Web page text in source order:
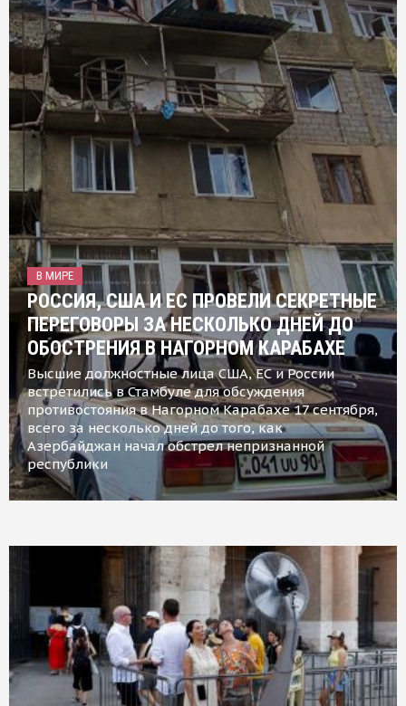
В МИРЕ
РОССИЯ, США И ЕС ПРОВЕЛИ СЕКРЕТНЫЕ
ПЕРЕГОВОРЫ ЗА НЕСКОЛЬКО ДНЕЙ ДО
ОБОСТРЕНИЯ В НАГОРНОМ КАРАБАХЕ
Высшие должностные лица США, ЕС и России
встретились в Стамбуле для обсуждения
противостояния в Нагорном Карабахе 17 сентября,
всего за несколько дней до того, как
Азербайджан начал обстрел непризнанной
республики